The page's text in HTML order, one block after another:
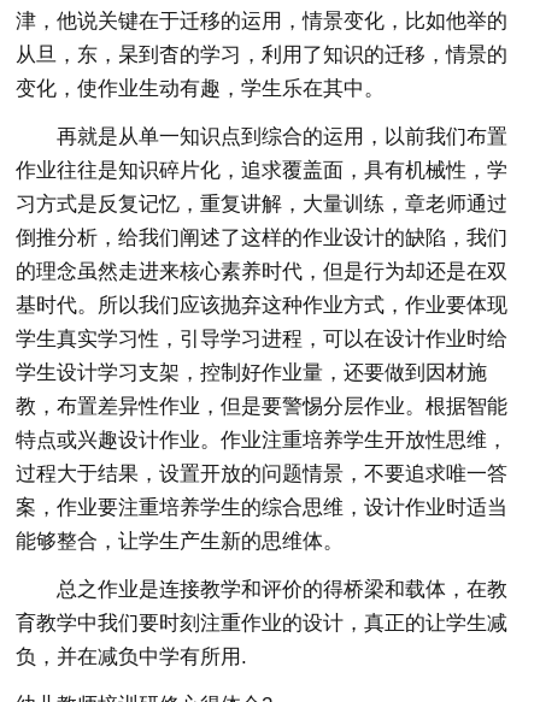
津，他说关键在于迁移的运用，情景变化，比如他举的
从旦，东，杲到杳的学习，利用了知识的迁移，情景的
变化，使作业生动有趣，学生乐在其中。
再就是从单一知识点到综合的运用，以前我们布置
作业往往是知识碎片化，追求覆盖面，具有机械性，学
习方式是反复记忆，重复讲解，大量训练，章老师通过
倒推分析，给我们阐述了这样的作业设计的缺陷，我们
的理念虽然走进来核心素养时代，但是行为却还是在双
基时代。所以我们应该抛弃这种作业方式，作业要体现
学生真实学习性，引导学习进程，可以在设计作业时给
学生设计学习支架，控制好作业量，还要做到因材施
教，布置差异性作业，但是要警惕分层作业。根据智能
特点或兴趣设计作业。作业注重培养学生开放性思维，
过程大于结果，设置开放的问题情景，不要追求唯一答
案，作业要注重培养学生的综合思维，设计作业时适当
能够整合，让学生产生新的思维体。
总之作业是连接教学和评价的得桥梁和载体，在教
育教学中我们要时刻注重作业的设计，真正的让学生减
负，并在减负中学有所用.